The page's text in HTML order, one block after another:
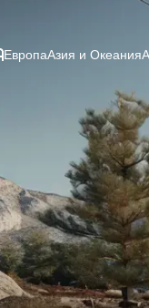
ЕвропаАзия и Океания